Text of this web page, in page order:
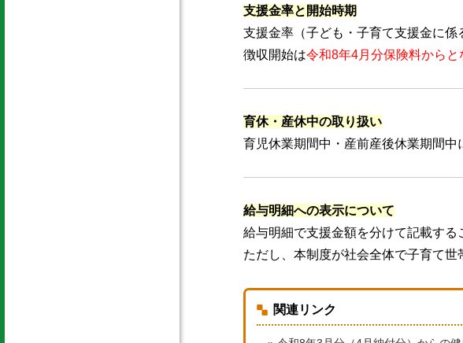
支援金率と開始時期
支援金率（子ども・子育て支援金に係
徴収開始は令和8年4月分保険料からと
育休・産休中の取り扱い
育児休業期間中・産前産後休業期間中
給与明細への表示について
給与明細で支援金額を分けて記載する
ただし、本制度が社会全体で子育て
関連リンク